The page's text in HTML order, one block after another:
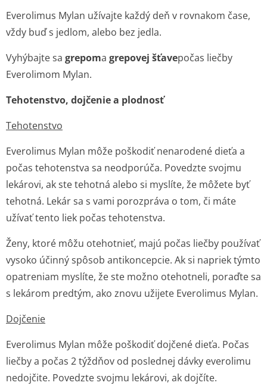
Everolimus Mylan užívajte každý deň v rovnakom čase,
vždy buď s jedlom, alebo bez jedla.
Vyhýbajte sa grepoma grepovej šťavepočas liečby
Everolimom Mylan.
Tehotenstvo, dojčenie a plodnosť
Tehotenstvo
Everolimus Mylan môže poškodiť nenarodené dieťa a
počas tehotenstva sa neodporúča. Povedzte svojmu
lekárovi, ak ste tehotná alebo si myslíte, že môžete byť
tehotná. Lekár sa s vami porozpráva o tom, či máte
užívať tento liek počas tehotenstva.
Ženy, ktoré môžu otehotnieť, majú počas liečby používať
vysoko účinný spôsob antikoncepcie. Ak si napriek týmto
opatreniam myslíte, že ste možno otehotneli, poraďte sa
s lekárom predtým, ako znovu užijete Everolimus Mylan.
Dojčenie
Everolimus Mylan môže poškodiť dojčené dieťa. Počas
liečby a počas 2 týždňov od poslednej dávky everolimu
nedojčite. Povedzte svojmu lekárovi, ak dojčíte.